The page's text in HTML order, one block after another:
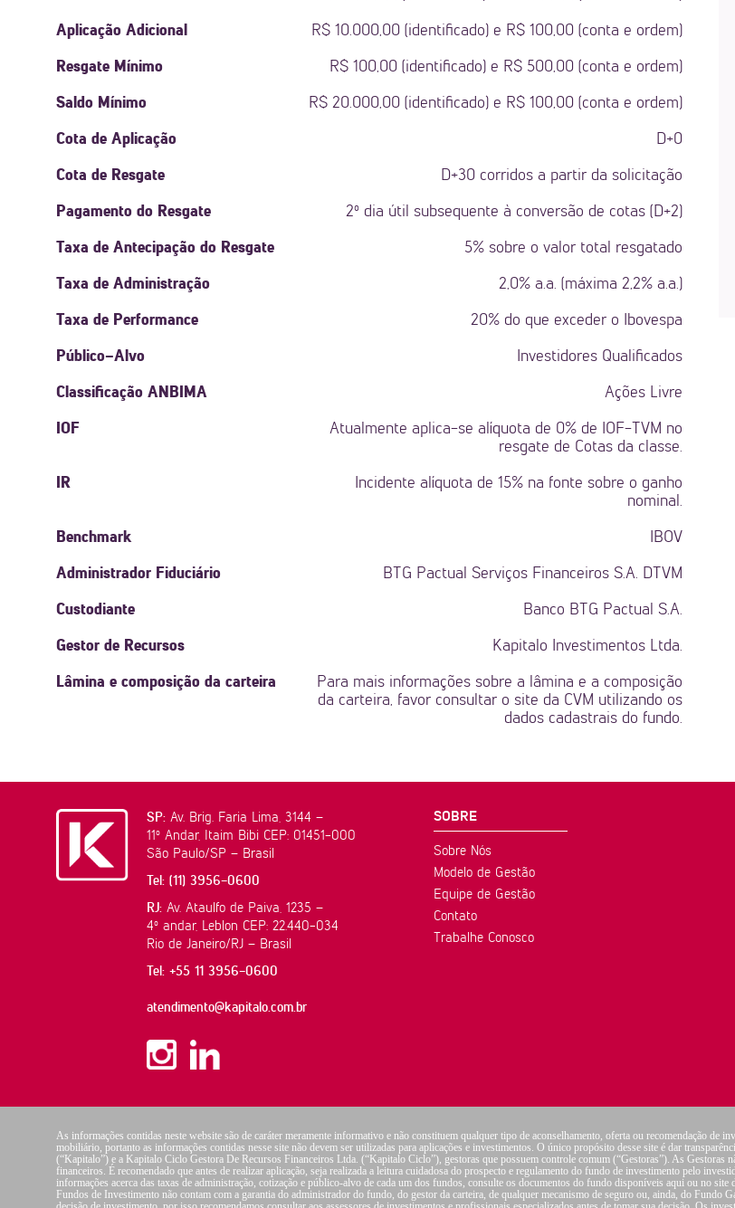
Aplicação Adicional R$ 10.000,00 (identificado) e R$ 100,00 (conta e ordem)
Resgate Mínimo R$ 100,00 (identificado) e R$ 500,00 (conta e ordem)
Saldo Mínimo R$ 20.000,00 (identificado) e R$ 100,00 (conta e ordem)
Cota de Aplicação D+0
Cota de Resgate D+30 corridos a partir da solicitação
Pagamento do Resgate 2º dia útil subsequente à conversão de cotas (D+2)
Taxa de Antecipação do Resgate 5% sobre o valor total resgatado
Taxa de Administração 2,0% a.a. (máxima 2,2% a.a.)
Taxa de Performance 20% do que exceder o Ibovespa
Público-Alvo Investidores Qualificados
Classificação ANBIMA Ações Livre
IOF
Atualmente aplica-se alíquota de 0% de IOF-TVM no
resgate de Cotas da classe.
IR
Incidente alíquota de 15% na fonte sobre o ganho
nominal.
Benchmark IBOV
Administrador Fiduciário BTG Pactual Serviços Financeiros S.A. DTVM
Custodiante Banco BTG Pactual S.A.
Gestor de Recursos Kapitalo Investimentos Ltda.
Lâmina e composição da carteira
Para mais informações sobre a lâmina e a composição
da carteira, favor consultar o site da CVM utilizando os
dados cadastrais do fundo.
SP: Av. Brig. Faria Lima, 3144 –
11º Andar, Itaim Bibi CEP: 01451-000
São Paulo/SP – Brasil
Tel: (11) 3956-0600
RJ: Av. Ataulfo de Paiva, 1235 –
4º andar, Leblon CEP: 22.440-034
Rio de Janeiro/RJ – Brasil
Tel: +55 11 3956-0600
atendimento@kapitalo.com.br
SOBRE
Sobre Nós
Modelo de Gestão
Equipe de Gestão
Contato
Trabalhe Conosco
As informações contidas neste website são de caráter meramente informativo e não constituem qualquer tipo de aconselhamento, oferta ou recomendação de
mobiliário, portanto as informações contidas nesse site não devem ser utilizadas para aplicações e investimentos. O único propósito desse site é dar
(“Kapitalo”) e a Kapitalo Ciclo Gestora De Recursos Financeiros Ltda. (“Kapitalo Ciclo”), gestoras que possuem controle comum (“Gestoras”). As Gestoras
financeiros. É recomendado que antes de realizar aplicação, seja realizada a leitura cuidadosa do prospecto e regulamento do fundo de investimento pelo
informações acerca das taxas de administração, cotização e público-alvo de cada um dos fundos, consulte os documentos do fundo disponíveis aqui ou no
Fundos de Investimento não contam com a garantia do administrador do fundo, do gestor da carteira, de qualquer mecanismo de seguro ou, ainda, do